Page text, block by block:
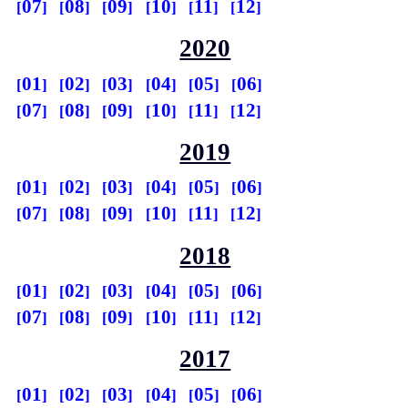
07 08 09 10 11 12
2020
01 02 03 04 05
06
07
08 09 10 11 12
2019
01 02 03 04 05
06
07
08 09 10 11 12
2018
01 02 03 04 05
06
07
08 09 10 11 12
2017
01 02 03 04 05
06